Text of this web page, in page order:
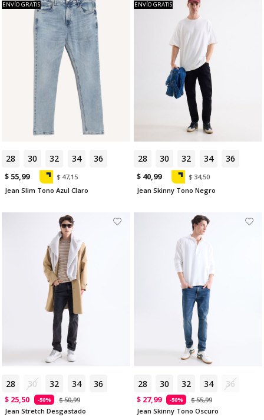
28 30 32 34 36
ENVÍO GRATIS
$ 55,99
$ 47,15
Jean Slim Tono Azul Claro
28 30 32 34 36
ENVÍO GRATIS
$ 40,99
$ 34,50
Jean Skinny Tono Negro
28 30 32 34 36
$ 25,50 -50%
$ 50,99
Jean Stretch Desgastado
28 30 32 34 36
$ 27,99 -50%
$ 55,99
Jean Skinny Tono Oscuro